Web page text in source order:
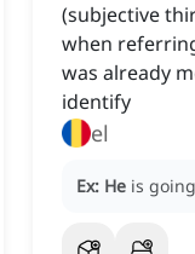
(subjective
when
was already
identify
el
Ex: He is